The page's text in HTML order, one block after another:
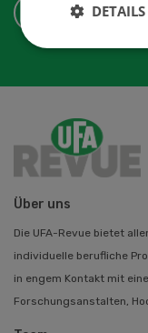
Über uns
Die UFA-Revue bietet
individuelle berufliche
in engem Kontakt mit
Forschungsanstalten,